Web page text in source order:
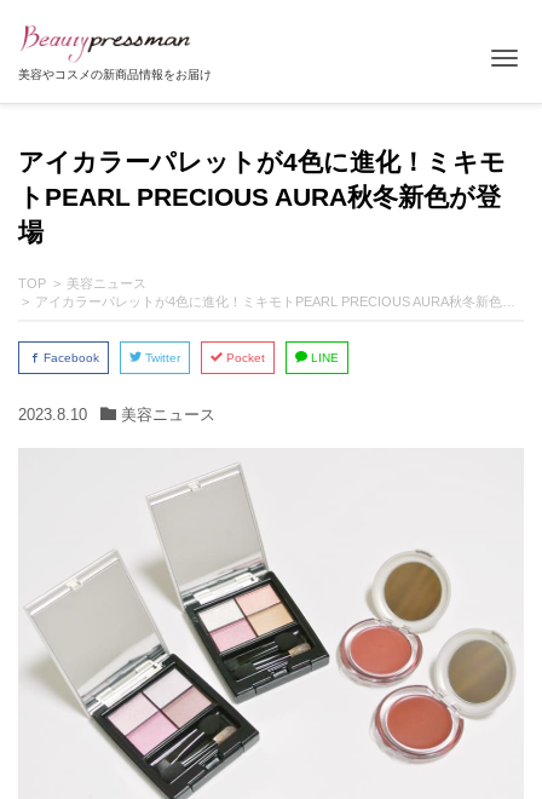
美容やコスメの新商品情報をお届け
アイカラーパレットが4色に進化！ミキモ
トPEARL PRECIOUS AURA秋冬新色が登
場
TOP
美容ニュース
アイカラーパレットが4色に進化！ミキモトPEARL PRECIOUS AURA秋冬新色が登場
Facebook Twitter Pocket LINE
2023.8.10 美容ニュース